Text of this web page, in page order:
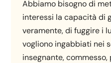
Abbiamo bisogno di
interessi la capacità di
veramente, di fuggire i
vogliono ingabbiati nei
insegnante,